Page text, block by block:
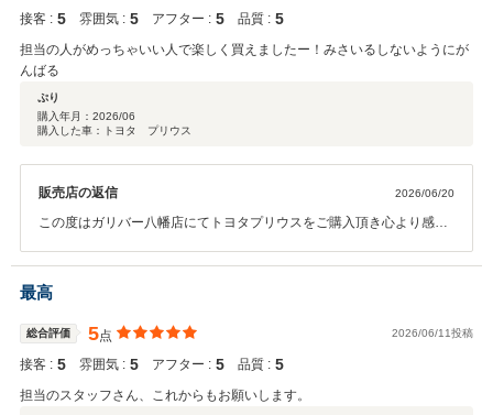
接客 : 5 雰囲気 : 5 アフター : 5 品質 : 5
担当の人がめっちゃいい人で楽しく買えましたー！みさいるしないようにが
んばる
ぷり
購入年月： 2026/06
購入した車：トヨタ プリウス
販売店の返信 2026/06/20
この度はガリバー八幡店にてトヨタプリウスをご購入頂き心より感謝
き、私共も大変嬉しく思います。 ご納車後も、愛車のメンテナンス等
でお困りの際は気兼ねなく当店へご相談ください。 今後とも末永いお
最高
総合評価 5点 2026/06/11投稿
接客 : 5 雰囲気 : 5 アフター : 5 品質 : 5
担当のスタッフさん、これからもお願いします。